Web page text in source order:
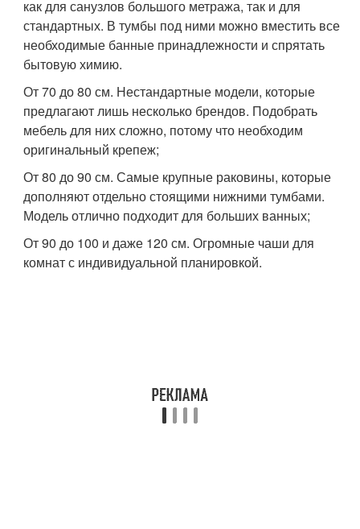
как для санузлов большого метража, так и для
стандартных. В тумбы под ними можно вместить все
необходимые банные принадлежности и спрятать
бытовую химию.
От 70 до 80 см. Нестандартные модели, которые
предлагают лишь несколько брендов. Подобрать
мебель для них сложно, потому что необходим
оригинальный крепеж;
От 80 до 90 см. Самые крупные раковины, которые
дополняют отдельно стоящими нижними тумбами.
Модель отлично подходит для больших ванных;
От 90 до 100 и даже 120 см. Огромные чаши для
комнат с индивидуальной планировкой.